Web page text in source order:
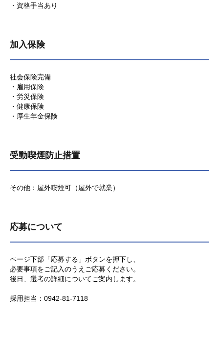
・資格手当あり
加入保険
社会保険完備
・雇用保険
・労災保険
・健康保険
・厚生年金保険
受動喫煙防止措置
その他：屋外喫煙可（屋外で就業）
応募について
ページ下部「応募する」ボタンを押下し、
必要事項をご記入のうえご応募ください。
後日、選考の詳細についてご案内します。
採用担当：0942-81-7118